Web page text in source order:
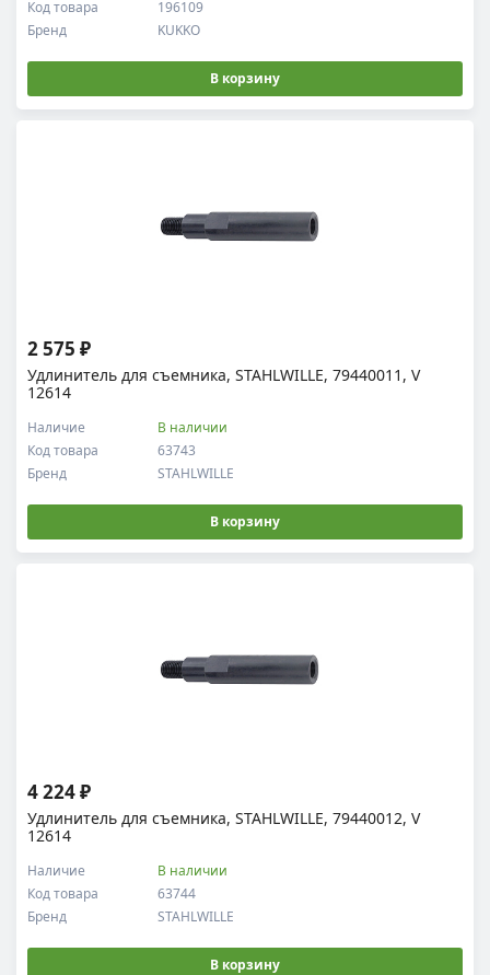
Код товара
196109
Бренд
KUKKO
В корзину
Удлинитель для съемника, STAHLWILLE, 79440011, V
12614
Код товара 63743
Наличие В наличии
Бренд STAHLWILLE
2 575 ₽
В корзину
Удлинитель для съемника, STAHLWILLE, 79440012, V
12614
Код товара 63744
Наличие В наличии
Бренд STAHLWILLE
4 224 ₽
В корзину